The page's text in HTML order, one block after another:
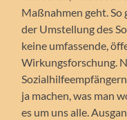
Maßnahmen geht. So
der Umstellung des
keine umfassende,
Wirkungsforschung.
ja machen, was man
es um uns alle.